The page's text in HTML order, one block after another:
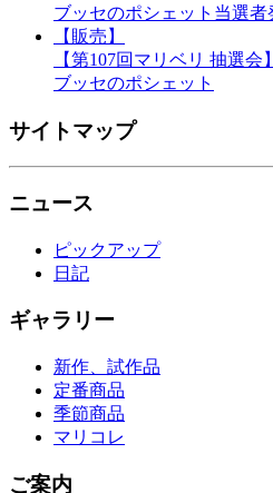
ブッセのポシェット当選者
【販売】
【第107回マリベリ 抽選
ブッセのポシェット
サイトマップ
ニュース
ピックアップ
日記
ギャラリー
新作、試作品
定番商品
季節商品
マリコレ
ご案内